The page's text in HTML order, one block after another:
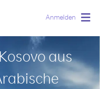
Anmelden
aus